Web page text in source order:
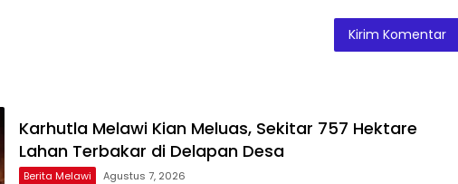
Karhutla Melawi Kian Meluas, Sekitar 757 Hektare
Lahan Terbakar di Delapan Desa
Berita Melawi Agustus 7, 2026